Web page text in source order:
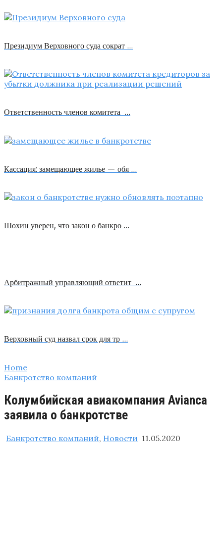
Президиум Верховного суда сократ …
Ответственность членов комитета …
Кассация: замещающее жилье — обя …
Шохин уверен, что закон о банкро …
Арбитражный управляющий ответит …
Верховный суд назвал срок для тр …
Home
Банкротство компаний
Колумбийская авиакомпания Avianca
заявила о банкротстве
Банкротство компаний, Новости 11.05.2020